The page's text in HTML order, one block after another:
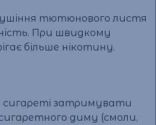
тютюнового листя
При швидкому
більше нікотину.
сигареті затримувати
диму (смоли,